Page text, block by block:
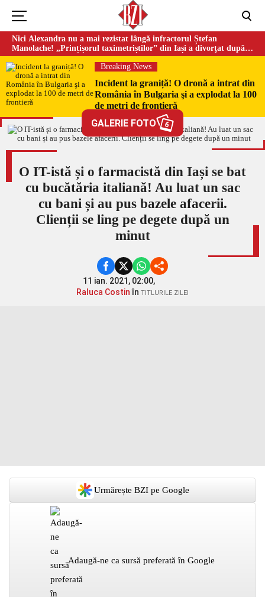
Nici Alexandra nu a mai rezistat lângă infractorul Ștefan
Manolache! „Prințișorul taximetriștilor” din Iași a divorţat după
doi ani de căsnicie
Breaking News
Incident la graniță! O dronă a intrat din
România în Bulgaria şi a explodat la 100
de metri de frontieră
GALERIE FOTO 6
O IT-istă și o farmacistă din Iași se bat
cu bucătăria italiană! Au luat un sac
cu bani și au pus bazele afacerii.
Clienții se ling pe degete după un
minut
11 ian. 2021, 02:00,
Raluca Costinîn TITLURILE ZILEI
Urmărește BZI pe Google
Adaugă-ne ca sursă preferată în Google